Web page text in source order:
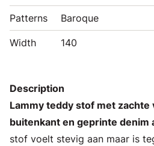
Patterns Baroque
Width 140
Description
Lammy teddy stof met zachte
buitenkant en geprinte denim
stof voelt stevig aan maar is